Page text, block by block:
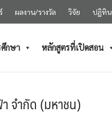
ผลงาน/รางวัล วิจัย ปฏิทิน
ศึกษา หลักสูตรที่เปิดสอน
จำกัด (มหาชน)